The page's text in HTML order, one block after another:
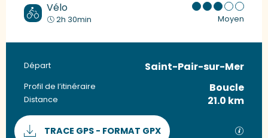
Vélo
2h 30min Moyen
Informations pratiques
Départ Saint-Pair-sur-Mer
Profil de l’itinéraire Boucle
Distance 21.0 km
Documentation
TRACE GPS - FORMAT GPX